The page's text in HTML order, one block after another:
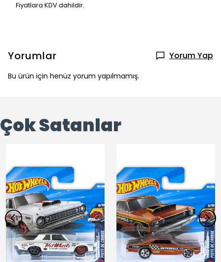
Fiyatlara KDV dahildir.
Yorumlar Yorum Yap
Bu ürün için henüz yorum yapılmamış.
Çok Satanlar